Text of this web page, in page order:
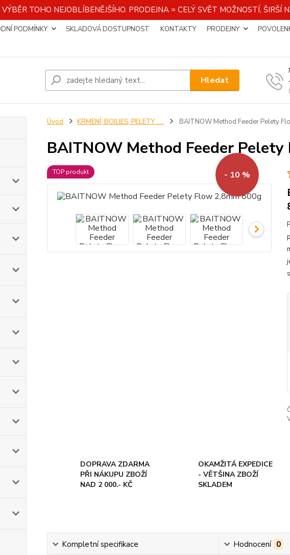
TOHO NEJOBLÍBENĚJŠÍHO. PRODEJNA = CELÝ SVĚT MOŽNOSTÍ,
PODMÍNKY SKLADOVÁ DOSTUPNOST KONTAKTY PRODEJNY
Hledat
Úvod KRMENÍ, BOILIES, PELETY ..... BAITNOW Method Feeder Pelety
BAITNOW Method Feeder
TOP produkt - 10 %
DOPRAVA ZDARMA
PŘI NÁKUPU ZBOŽÍ
NAD 2 000.- KČ
OKAMŽITÁ EXPEDICE
- VĚTŠINA ZBOŽÍ
SKLADEM
Kompletní specifikace Hodnocení 0